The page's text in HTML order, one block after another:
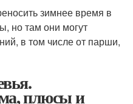
зимнее время в
но там они могут
в том числе от парши,
плюсы и